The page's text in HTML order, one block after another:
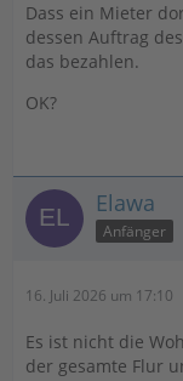
Dass ein Mieter
dessen Auftrag
das bezahlen.
OK?
Elawa
Anfänger
16. Juli 2026 um 17:10
Es ist nicht die
der gesamte Flur